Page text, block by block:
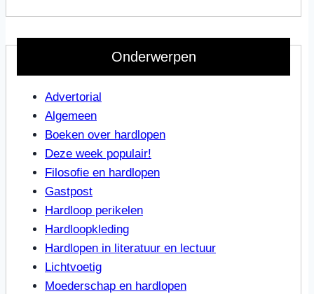
Onderwerpen
Advertorial
Algemeen
Boeken over hardlopen
Deze week populair!
Filosofie en hardlopen
Gastpost
Hardloop perikelen
Hardloopkleding
Hardlopen in literatuur en lectuur
Lichtvoetig
Moederschap en hardlopen